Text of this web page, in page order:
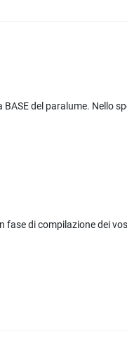
del paralume. Nello
di compilazione dei